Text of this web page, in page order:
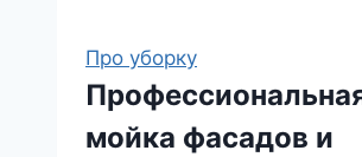
как
перейти
Про уборку
мойка фасадов и